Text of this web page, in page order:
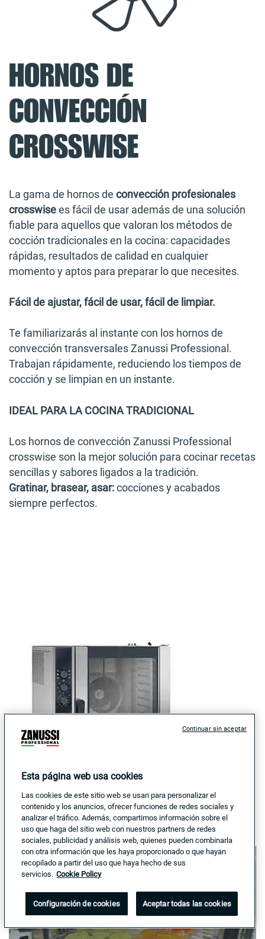
HORNOS DE
CONVECCIÓN
CROSSWISE
La gama de hornos de convección profesionales
crosswise es fácil de usar además de una solución
fiable para aquellos que valoran los métodos de
cocción tradicionales en la cocina: capacidades
rápidas, resultados de calidad en cualquier
momento y aptos para preparar lo que necesites.
Fácil de ajustar, fácil de usar, fácil de limpiar.
Te familiarizarás al instante con los hornos de
convección transversales Zanussi Professional.
Trabajan rápidamente, reduciendo los tiempos de
cocción y se limpian en un instante.
IDEAL PARA LA COCINA TRADICIONAL
Los hornos de convección Zanussi Professional
crosswise son la mejor solución para cocinar recetas
sencillas y sabores ligados a la tradición.
Gratinar, brasear, asar: cocciones y acabados
siempre perfectos.
MAGISTAR COMBI
Catálogo
Esta página web usa cookies
Las cookies de este sitio web se usan para personalizar el
contenido y los anuncios, ofrecer funciones de redes sociales y
analizar el tráfico. Además, compartimos información sobre el
uso que haga del sitio web con nuestros partners de redes
sociales, publicidad y análisis web, quienes pueden combinarla
con otra información que les haya proporcionado o que hayan
recopilado a partir del uso que haya hecho de sus
servicios. Cookie Policy
Aceptar todas las cookies
Configuración de cookies
Continuar sin aceptar